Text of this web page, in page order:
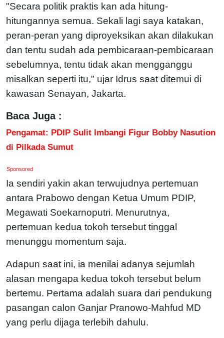
"Secara politik praktis kan ada hitung-
hitungannya semua. Sekali lagi saya katakan,
peran-peran yang diproyeksikan akan dilakukan
dan tentu sudah ada pembicaraan-pembicaraan
sebelumnya, tentu tidak akan mengganggu
misalkan seperti itu," ujar Idrus saat ditemui di
kawasan Senayan, Jakarta.
Baca Juga :
Pengamat: PDIP Sulit Imbangi Figur Bobby Nasution
di Pilkada Sumut
Sponsored
Ia sendiri yakin akan terwujudnya pertemuan
antara Prabowo dengan Ketua Umum PDIP,
Megawati Soekarnoputri. Menurutnya,
pertemuan kedua tokoh tersebut tinggal
menunggu momentum saja.
Adapun saat ini, ia menilai adanya sejumlah
alasan mengapa kedua tokoh tersebut belum
bertemu. Pertama adalah suara dari pendukung
pasangan calon Ganjar Pranowo-Mahfud MD
yang perlu dijaga terlebih dahulu.